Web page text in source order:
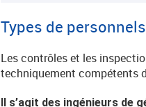
Types de
Les contrôles et les
techniquement compétents
Il s’agit des ingénieurs de